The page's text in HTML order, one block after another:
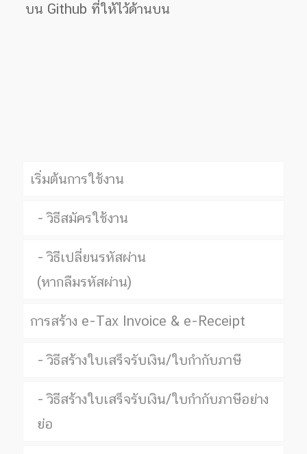
บน Github ที่ให้ไว้ด้านบน
เริ่มต้นการใช้งาน
วิธีสมัครใช้งาน
วิธีเปลี่ยนรหัสผ่าน
(หากลืมรหัสผ่าน)
การสร้าง e-Tax Invoice & e-Receipt
วิธีสร้างใบเสร็จรับเงิน/ใบกำกับภาษี
วิธีสร้างใบเสร็จรับเงิน/ใบกำกับภาษีอย่าง
ย่อ